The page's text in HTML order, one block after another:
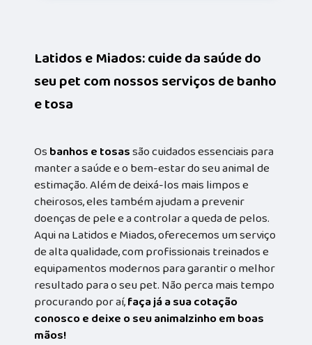
Latidos e Miados: cuide da saúde do
seu pet com nossos serviços de banho
e tosa
Osbanhos e tosassão cuidados essenciais para
manter a saúde e o bem-estar do seu animal de
estimação. Além de deixá-los mais limpos e
cheirosos, eles também ajudam a prevenir
doenças de pele e a controlar a queda de pelos.
Aqui na Latidos e Miados, oferecemos um serviço
de alta qualidade, com profissionais treinados e
equipamentos modernos para garantir o melhor
resultado para o seu pet. Não perca mais tempo
procurando por aí,faça já a sua cotação
conosco e deixe o seu animalzinho em boas
mãos!